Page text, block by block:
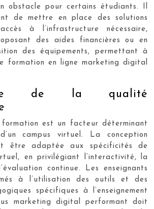
obstacle pour certains étudiants. Il
de mettre en place des solutions
à l’infrastructure nécessaire,
des aides financières ou en
des équipements, permettant à
formation en ligne marketing digital
de la qualité
est un facteur déterminant
campus virtuel. La conception
être adaptée aux spécificités de
en privilégiant l’interactivité, la
continue. Les enseignants
à l’utilisation des outils et des
spécifiques à l’enseignement
marketing digital performant doit